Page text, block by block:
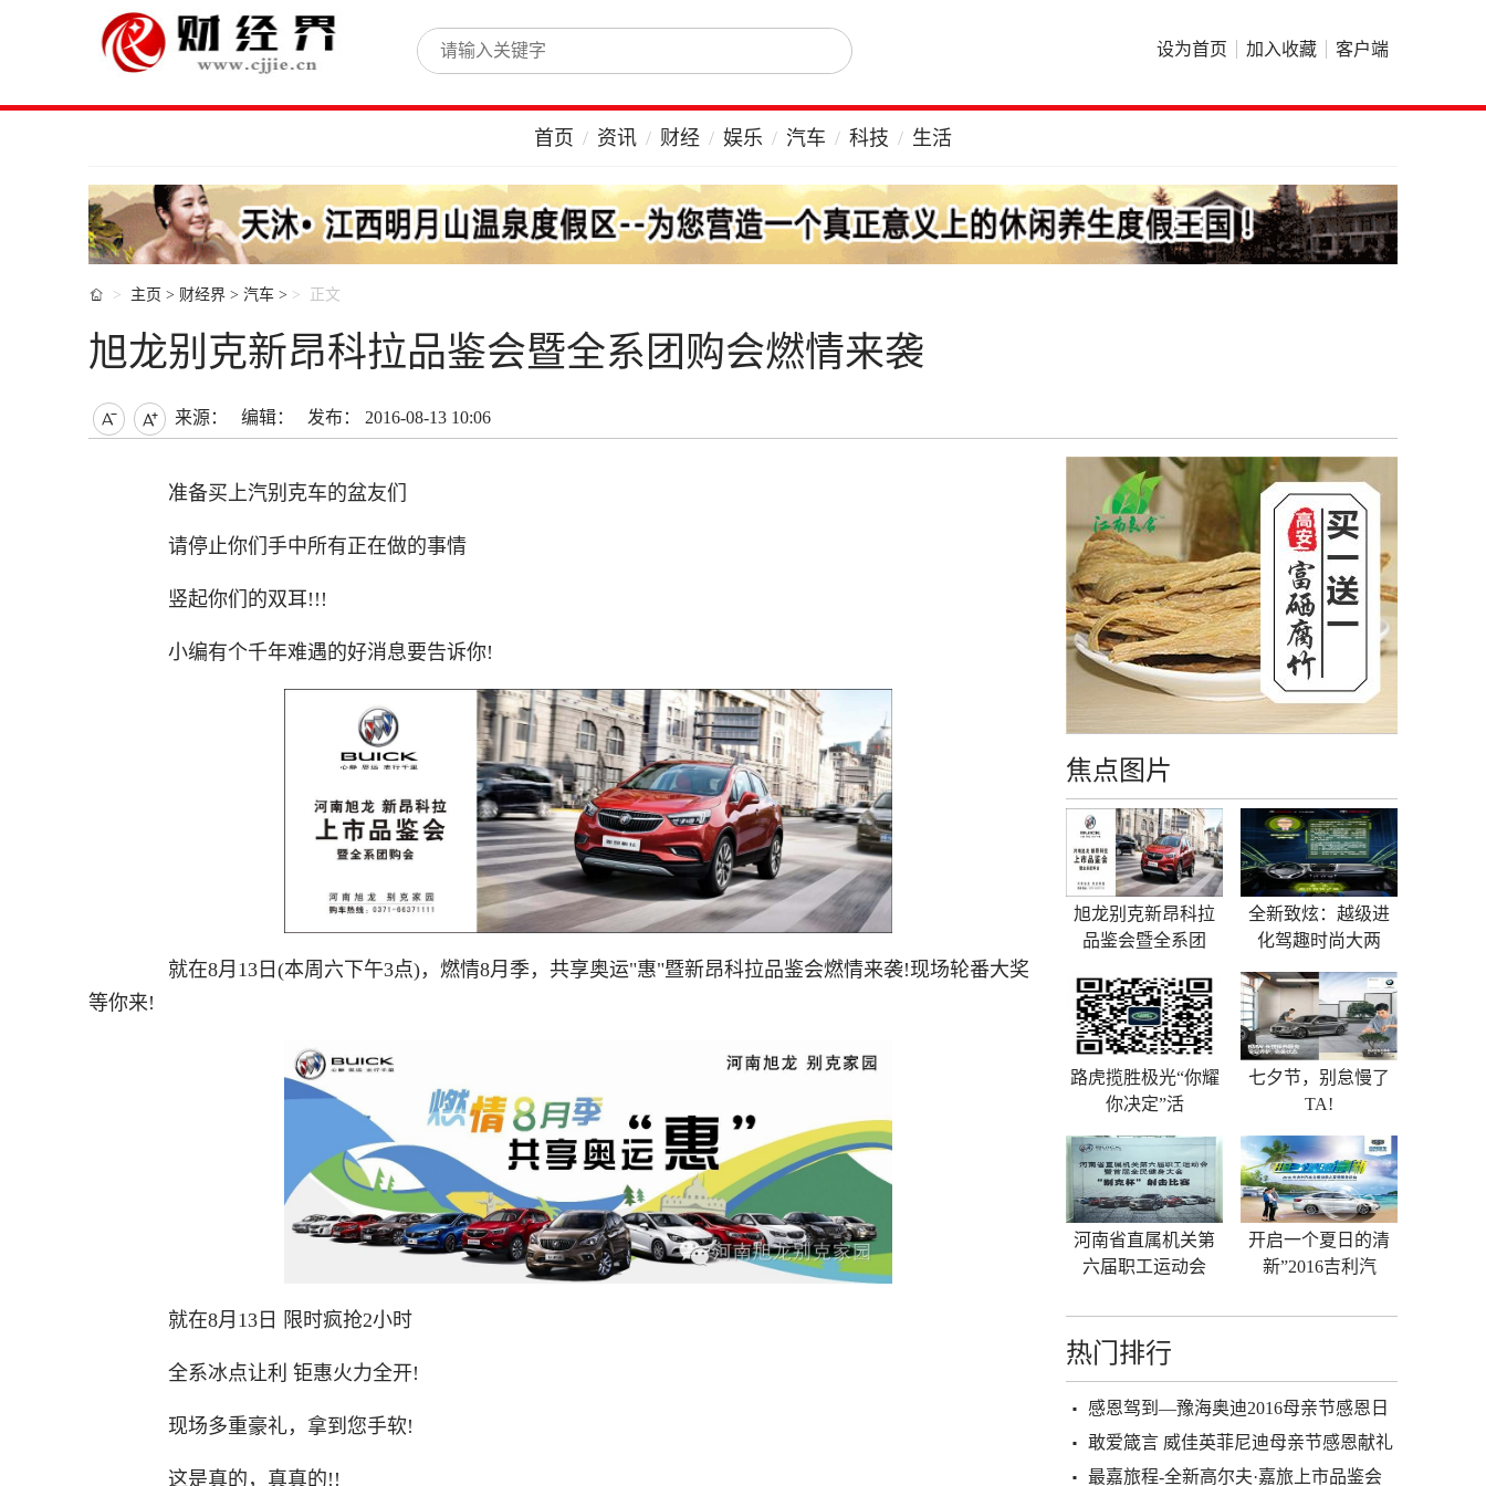
设为首页 加入收藏 客户端
首页 资讯 财经 娱乐 汽车 科技 生活
 主页 > 财经界 > 汽车 > 正文
旭龙别克新昂科拉品鉴会暨全系团购会燃情来袭
  来源： 编辑： 发布： 2016-08-13 10:06
准备买上汽别克车的盆友们
请停止你们手中所有正在做的事情
竖起你们的双耳!!!
小编有个千年难遇的好消息要告诉你!
就在8月13日(本周六下午3点)，燃情8月季，共享奥运"惠"暨新昂科拉品鉴会燃情来袭!现场轮番大奖
等你来!
就在8月13日 限时疯抢2小时
全系冰点让利 钜惠火力全开!
现场多重豪礼，拿到您手软!
这是真的，真真的!!
焦点图片
旭龙别克新昂科拉
品鉴会暨全系团
全新致炫：越级进
化驾趣时尚大两
路虎揽胜极光“你耀
你决定”活
七夕节，别怠慢了
TA!
河南省直属机关第
六届职工运动会
开启一个夏日的清
新”2016吉利汽
热门排行
感恩驾到—豫海奥迪2016母亲节感恩日
敢爱箴言 威佳英菲尼迪母亲节感恩献礼
最嘉旅程-全新高尔夫·嘉旅上市品鉴会